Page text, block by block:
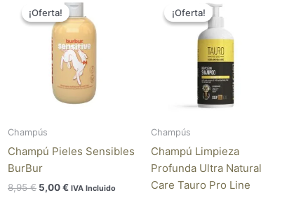
¡Oferta!
¡Oferta!
Champús
Champú Pieles Sensibles
BurBur
8,95€
precio
original
era:
8,95 €.
5,00€
precio
actual
es:
5,00 €.
IVA Incluido
¡Oferta!
¡Oferta!
Champús
Champú Limpieza
Profunda Ultra Natural
Care Tauro Pro Line
17,18 €
hasta
51,62 €